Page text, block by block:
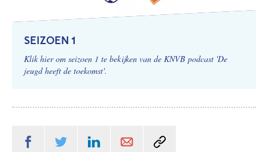
SEIZOEN 1
Klik hier om seizoen 1 te bekijken van de KNVB podcast 'De
jeugd heeft de toekomst'.